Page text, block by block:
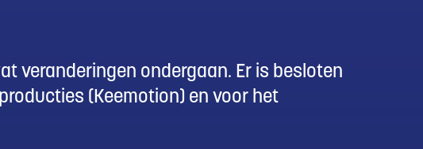
veranderingen ondergaan. Er is besloten
(Keemotion) en voor het